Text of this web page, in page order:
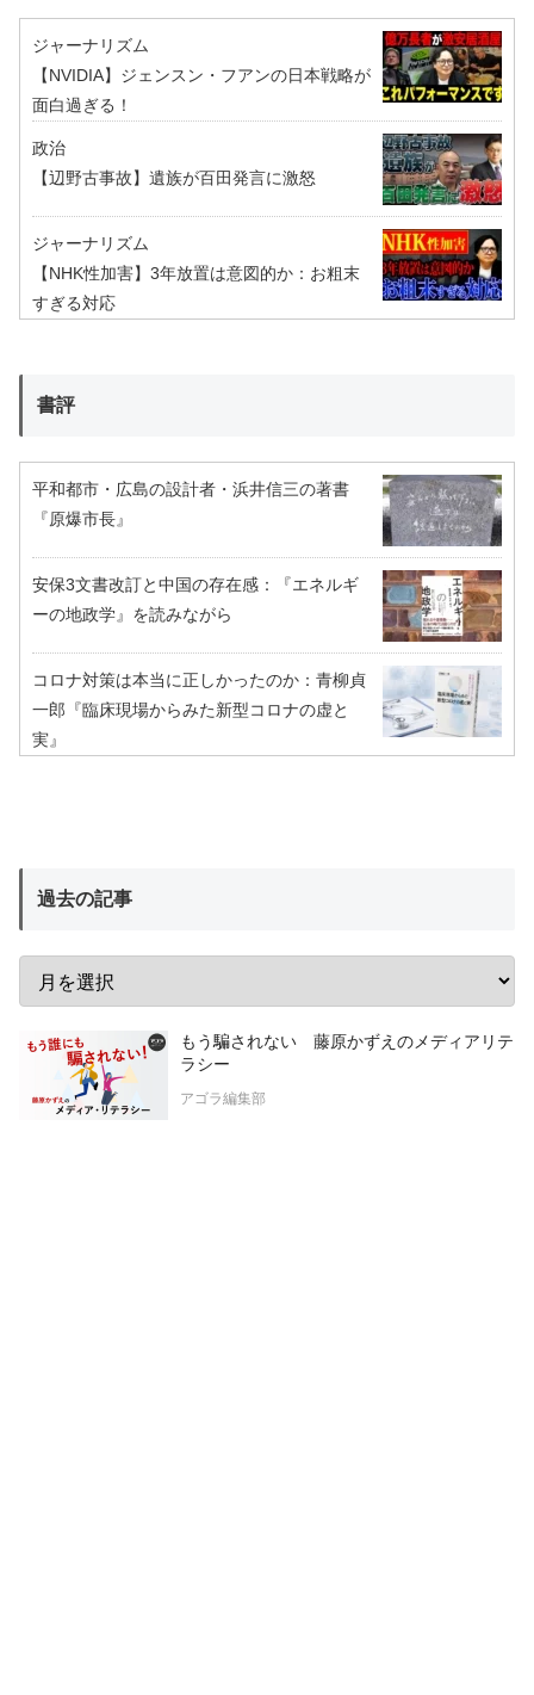
ジャーナリズム
【NVIDIA】ジェンスン・フアンの日本戦略が
面白過ぎる！
政治
【辺野古事故】遺族が百田発言に激怒
ジャーナリズム
【NHK性加害】3年放置は意図的か：お粗末
すぎる対応
書評
平和都市・広島の設計者・浜井信三の著書
『原爆市長』
安保3文書改訂と中国の存在感：『エネルギ
ーの地政学』を読みながら
コロナ対策は本当に正しかったのか：青柳貞
一郎『臨床現場からみた新型コロナの虚と
実』
過去の記事
もう騙されない 藤原かずえのメディアリテ
ラシー
アゴラ編集部